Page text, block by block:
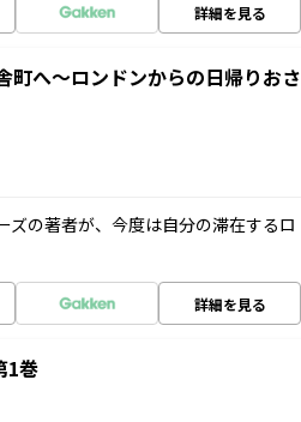
詳細を見る
町へ～ロンドンからの日帰りおさ
の著者が、今度は自分の滞在するロ
詳細を見る
1巻